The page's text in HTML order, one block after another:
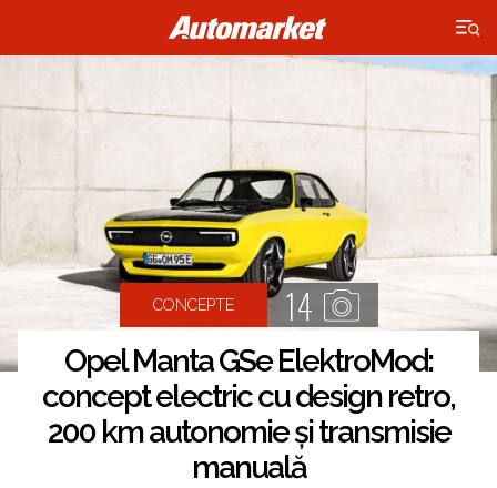
×
CONCEPTE 14
Opel Manta GSe ElektroMod:
concept electric cu design retro,
200 km autonomie și transmisie
manuală